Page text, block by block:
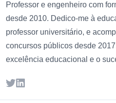
Professor e engenheiro com
desde 2010. Dedico-me à
professor universitário, e
concursos públicos desde
excelência educacional e o
TwitterLinkedIn